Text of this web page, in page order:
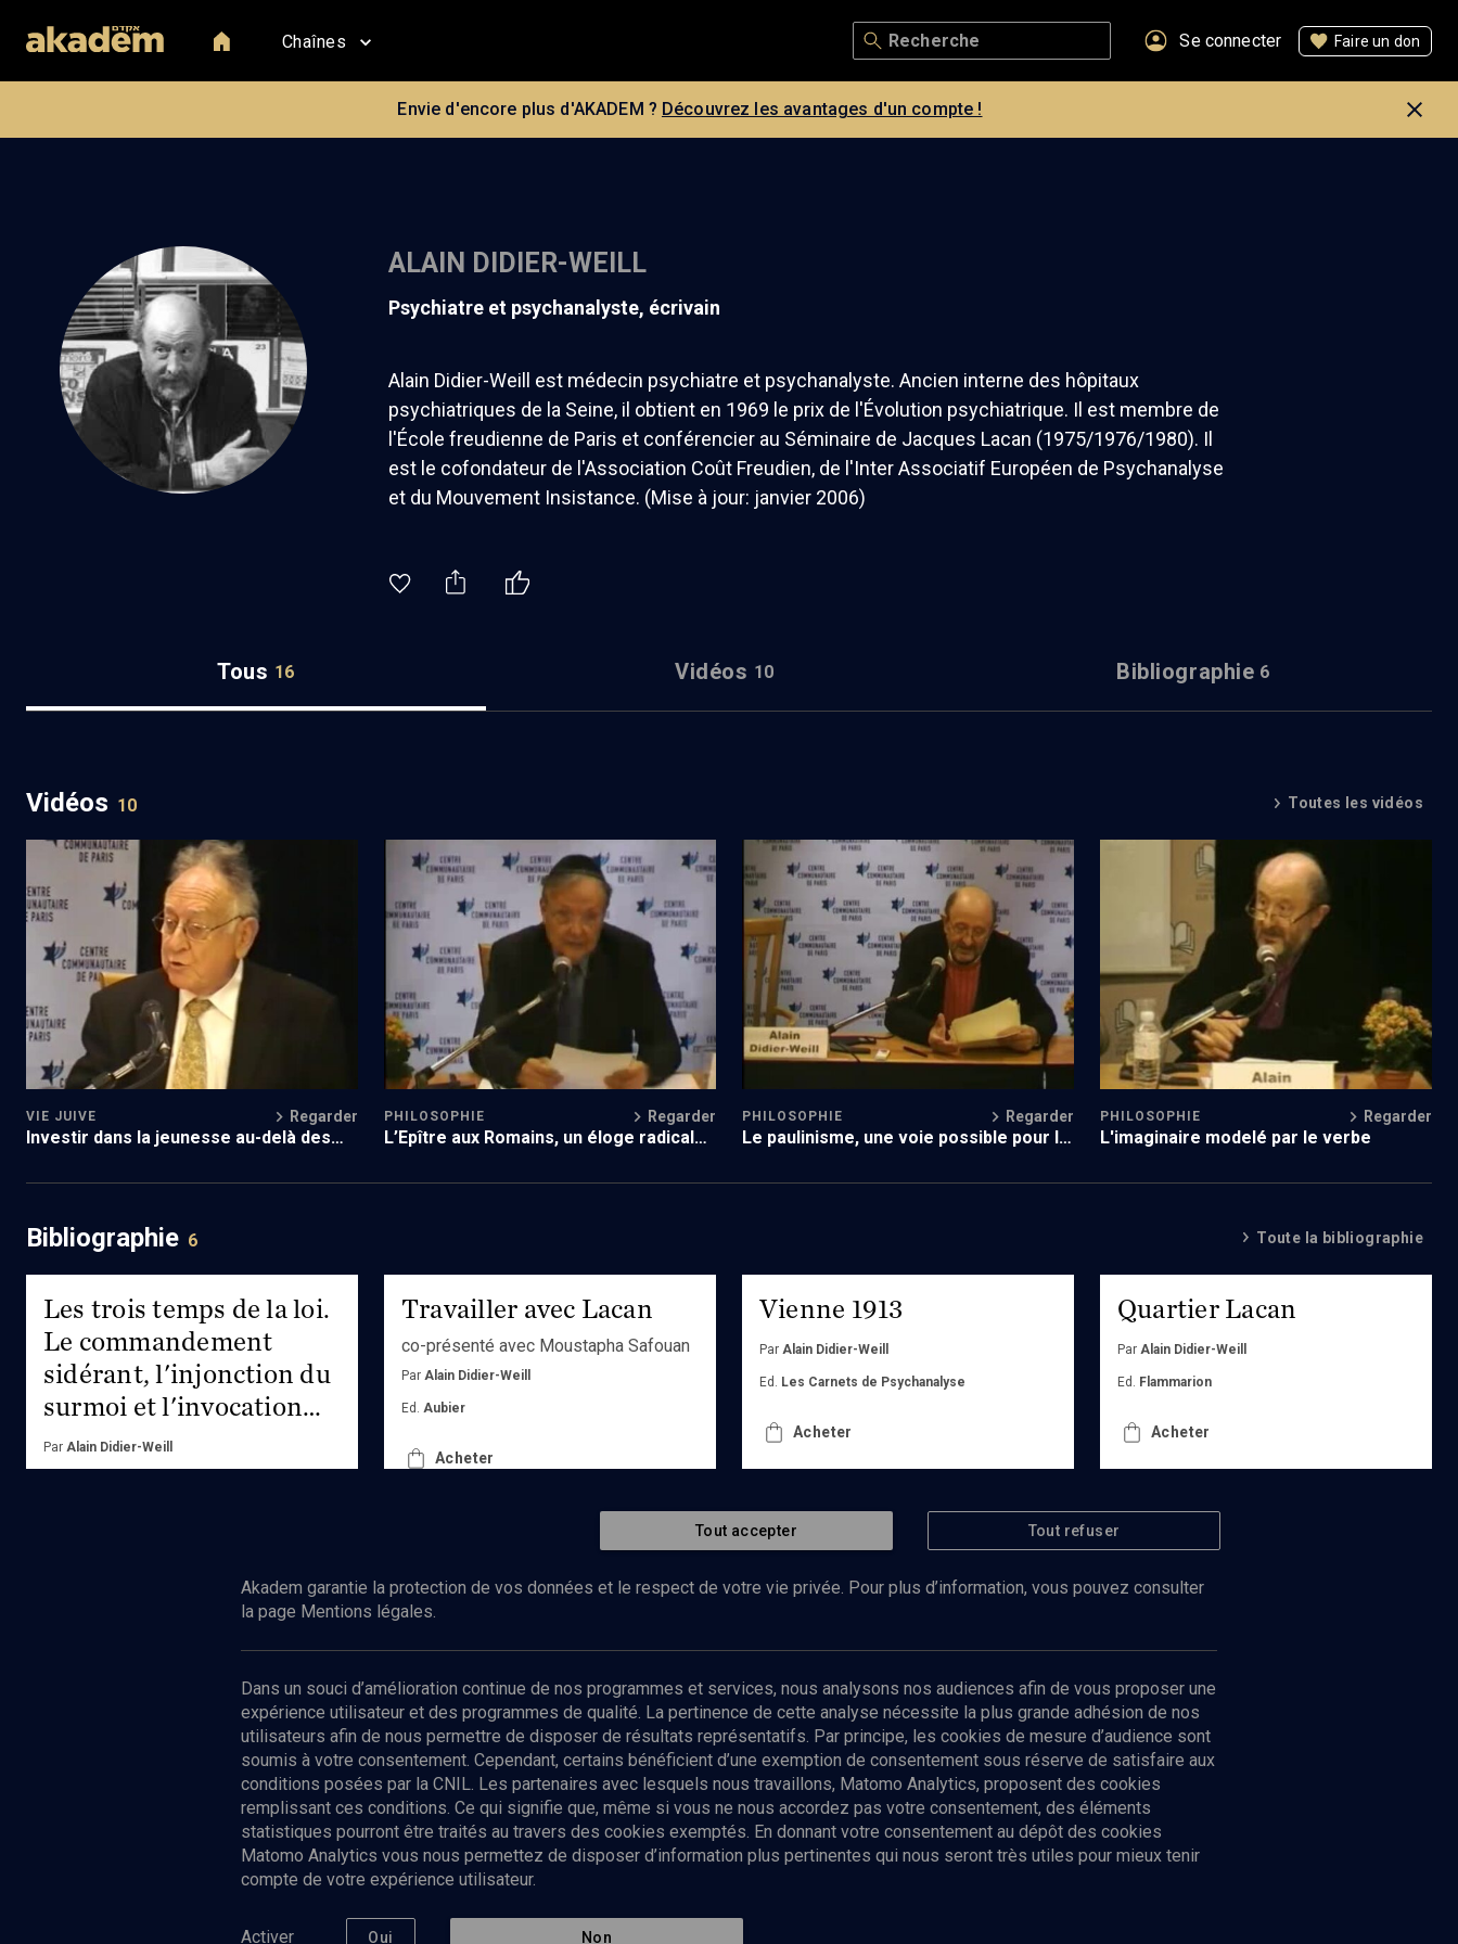
Chaînes Se connecter Faire un don
Envie d'encore plus d'AKADEM ? Découvrez les avantages d'un compte !
ALAIN DIDIER-WEILL
psychiatre et psychanalyste, écrivain
Alain Didier-Weill est médecin psychiatre et psychanalyste. Ancien interne des hôpitaux
psychiatriques de la Seine, il obtient en 1969 le prix de l'Évolution psychiatrique. Il est membre de
l'École freudienne de Paris et conférencier au Séminaire de Jacques Lacan (1975/1976/1980). Il
est le cofondateur de l'Association Coût Freudien, de l'Inter Associatif Européen de Psychanalyse
et du Mouvement Insistance. (Mise à jour: janvier 2006)
Tous 16 Vidéos 10 Bibliographie 6
Vidéos 10 Toutes les vidéos
Beit Ham a 30 ans (2/2)
VIE JUIVE Regarder
Investir dans la jeunesse au-delà des
Paul de Tarse: questions contemporaines
PHILOSOPHIE Regarder
L’Epître aux Romains, un éloge radical
Paul de Tarse: questions contemporaines
(1/6)
PHILOSOPHIE Regarder
Le paulinisme, une voie possible pour le
Fascination de l'image et haine de soi (1/2)
PHILOSOPHIE Regarder
L'imaginaire modelé par le verbe
Bibliographie 6 Toute la bibliographie
Les trois temps de la loi.
Le commandement
sidérant, l'injonction du
surmoi et l'invocation
musicale
Par Alain Didier-Weill
Travailler avec Lacan
co-présenté avec Moustapha Safouan
Par Alain Didier-Weill
Ed. Aubier
Acheter
Vienne 1913
Par Alain Didier-Weill
Ed. Les Carnets de Psychanalyse
Acheter
Quartier Lacan
Par Alain Didier-Weill
Ed. Flammarion
Acheter
Abonnez-vous à notre newsletter
Envoyer
Nos Chaines
Tout accepter Tout refuser
Akadem garantie la protection de vos données et le respect de votre vie privée. Pour plus d’information, vous pouvez consulter
la page Mentions légales.
Dans un souci d’amélioration continue de nos programmes et services, nous analysons nos audiences afin de vous proposer une
expérience utilisateur et des programmes de qualité. La pertinence de cette analyse nécessite la plus grande adhésion de nos
utilisateurs afin de nous permettre de disposer de résultats représentatifs. Par principe, les cookies de mesure d’audience sont
soumis à votre consentement. Cependant, certains bénéficient d’une exemption de consentement sous réserve de satisfaire aux
conditions posées par la CNIL. Les partenaires avec lesquels nous travaillons, Matomo Analytics, proposent des cookies
remplissant ces conditions. Ce qui signifie que, même si vous ne nous accordez pas votre consentement, des éléments
statistiques pourront être traités au travers des cookies exemptés. En donnant votre consentement au dépôt des cookies
Matomo Analytics vous nous permettez de disposer d’information plus pertinentes qui nous seront très utiles pour mieux tenir
compte de votre expérience utilisateur.
Activer Oui Non